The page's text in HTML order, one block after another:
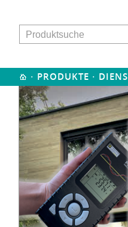
· PRODUKTE ·